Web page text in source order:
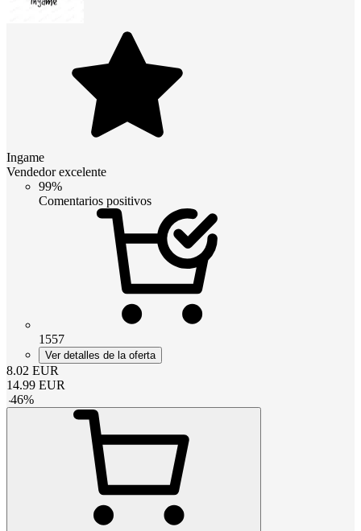
Ingame
Vendedor excelente
99%
Comentarios positivos
1557
Ver detalles de la oferta
8.02 EUR
14.99 EUR
-46%